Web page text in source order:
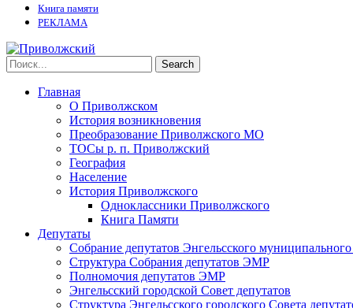
Книга памяти
РЕКЛАМА
Главная
О Приволжском
История возникновения
Преобразование Приволжского МО
ТОСы р. п. Приволжский
География
Население
История Приволжского
Одноклассники Приволжского
Книга Памяти
Депутаты
Собрание депутатов Энгельсского
Структура Собрания депутатов ЭМР
Полномочия депутатов ЭМР
Энгельсский городской Совет депутатов
Структура Энгельсского городского Совета